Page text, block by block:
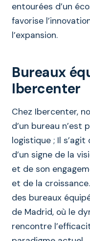
entourées d’un
favorise
l’expansion.
Bureaux
Ibercenter
Chez Ibercenter,
d’un bureau n’est
logistique ; Il
d’un signe de la
et de son
et de la
des bureaux
de Madrid, où le
rencontre